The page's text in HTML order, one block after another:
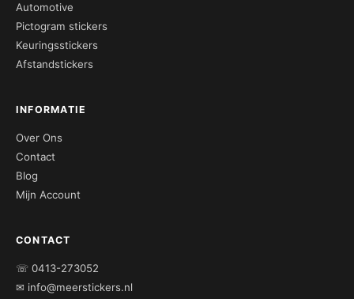
Automotive
Pictogram stickers
Keuringsstickers
Afstandstickers
INFORMATIE
Over Ons
Contact
Blog
Mijn Account
CONTACT
☏ 0413-273052
✉ info@meerstickers.nl